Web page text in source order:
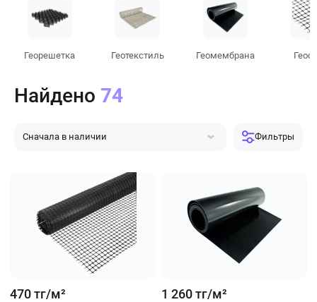
Георешетка Геотекстиль Геомембрана
Сначала в наличии
Фильтры
Найдено 74
470 тг/м² 1 260 тг/м²